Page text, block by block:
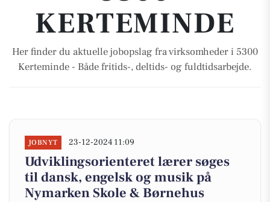
KERTEMINDE
Her finder du aktuelle jobopslag fra virksomheder i 5300
Kerteminde - Både fritids-, deltids- og fuldtidsarbejde.
JOBNYT 23-12-2024 11:09
Udviklingsorienteret lærer søges
til dansk, engelsk og musik på
Nymarken Skole & Børnehus